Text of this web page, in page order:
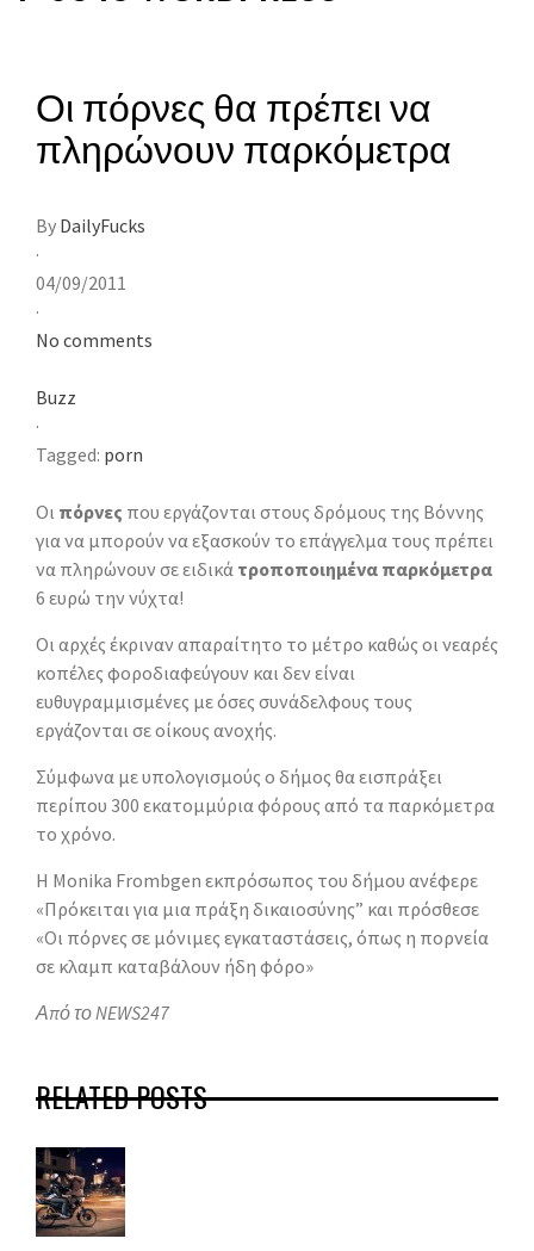
Οι πόρνες θα πρέπει να
πληρώνουν παρκόμετρα
By DailyFucks
·
04/09/2011
·
No comments
Buzz
·
Tagged: porn
Οι πόρνες που εργάζονται στους δρόμους της Βόννης
για να μπορούν να εξασκούν το επάγγελμα τους πρέπει
να πληρώνουν σε ειδικά τροποποιημένα παρκόμετρα
6 ευρώ την νύχτα!
Οι αρχές έκριναν απαραίτητο το μέτρο καθώς οι νεαρές
κοπέλες φοροδιαφεύγουν και δεν είναι
ευθυγραμμισμένες με όσες συνάδελφους τους
εργάζονται σε οίκους ανοχής.
Σύμφωνα με υπολογισμούς ο δήμος θα εισπράξει
περίπου 300 εκατομμύρια φόρους από τα παρκόμετρα
το χρόνο.
Η Monika Frombgen εκπρόσωπος του δήμου ανέφερε
«Πρόκειται για μια πράξη δικαιοσύνης” και πρόσθεσε
«Οι πόρνες σε μόνιμες εγκαταστάσεις, όπως η πορνεία
σε κλαμπ καταβάλουν ήδη φόρο»
Από το NEWS247
RELATED POSTS